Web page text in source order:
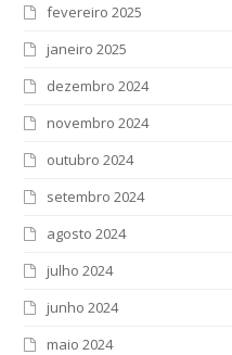
fevereiro 2025
janeiro 2025
dezembro 2024
novembro 2024
outubro 2024
setembro 2024
agosto 2024
julho 2024
junho 2024
maio 2024